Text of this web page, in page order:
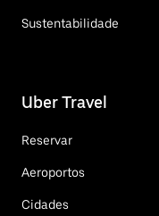
Sustentabilidade
Uber Travel
Reservar
Aeroportos
Cidades